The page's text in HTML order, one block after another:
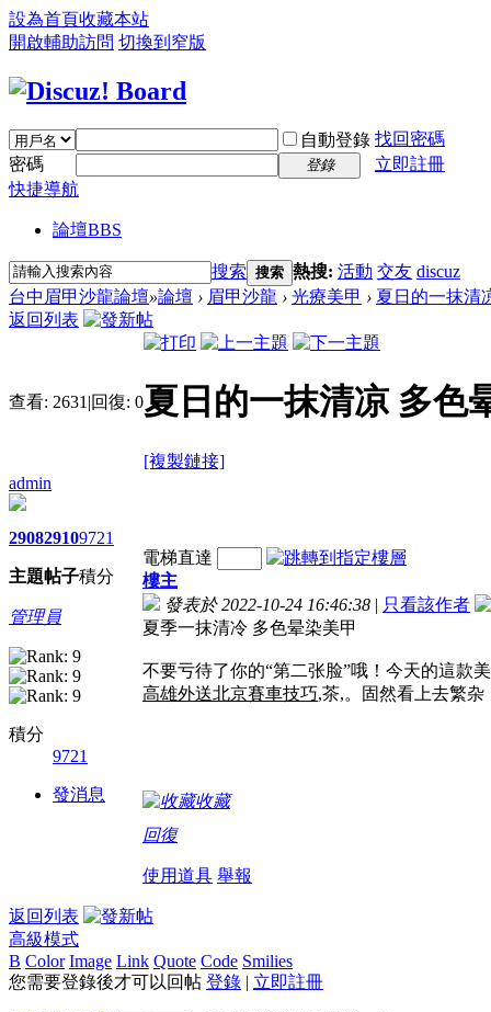
設為首頁收藏本站
開啟輔助訪問 切換到窄版
自動登錄 找回密碼
密碼
登錄
立即註冊
快捷導航
論壇BBS
搜索 搜索 熱搜: 活動 交友 discuz
台中眉甲沙龍論壇»論壇 › 眉甲沙龍 › 光療美甲 › 夏日的一抹清
返回列表
查看: 2631 |回復: 0夏日的一抹清凉 多色
[複製鏈接]
admin
2908
主題
2910
帖子
9721
積分
管理員
積分
9721
發消息
電梯直達
樓主
發表於 2022-10-24 16:46:38 | 只看該作者
夏季一抹清冷 多色晕染美甲
不要亏待了你的“第二张脸”哦！今天的這款
高雄外送北京賽車技巧,茶,。固然看上去繁
收藏
回復
使用道具 舉報
返回列表
高級模式
B Color Image Link Quote Code Smilies
您需要登錄後才可以回帖 登錄 | 立即註冊